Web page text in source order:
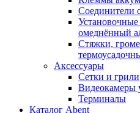
Соединители
омеднённый
Стяжки,
Аксессуары
Сетки и грили
Видеокамеры
Терминалы
Каталог Abent